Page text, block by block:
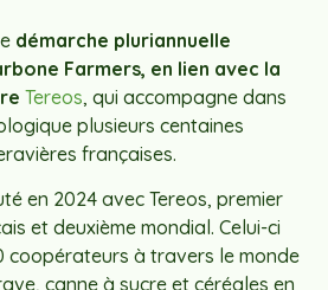
démarche pluriannuelle
Farmers, en lien avec la
Tereos, qui accompagne dans
plusieurs centaines
françaises.
en 2024 avec Tereos, premier
et deuxième mondial. Celui-ci
coopérateurs à travers le monde
canne à sucre et céréales en